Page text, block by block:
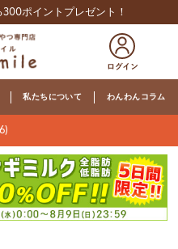
ポイントプレゼント！
私たちについて わんわんコラム